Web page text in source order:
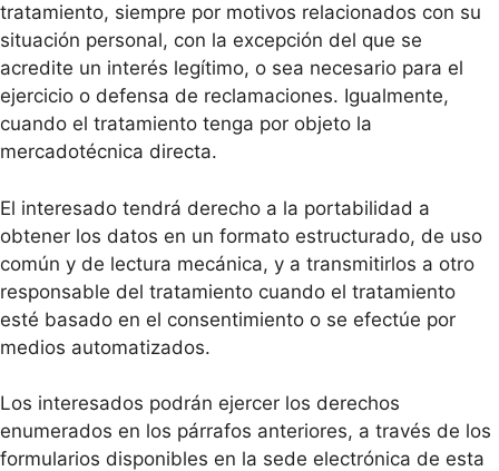
tratamiento, siempre por motivos relacionados con su
situación personal, con la excepción del que se
acredite un interés legítimo, o sea necesario para el
ejercicio o defensa de reclamaciones. Igualmente,
cuando el tratamiento tenga por objeto la
mercadotécnica directa.
El interesado tendrá derecho a la portabilidad a
obtener los datos en un formato estructurado, de uso
común y de lectura mecánica, y a transmitirlos a otro
responsable del tratamiento cuando el tratamiento
esté basado en el consentimiento o se efectúe por
medios automatizados.
Los interesados podrán ejercer los derechos
enumerados en los párrafos anteriores, a través de los
formularios disponibles en la sede electrónica de esta